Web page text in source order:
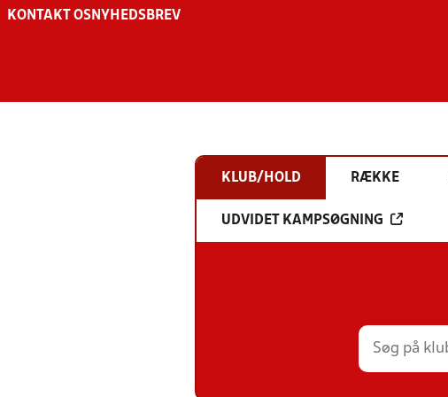
KONTAKT OS NYHEDSBREV
KLUB/HOLD RÆKKE
UDVIDET KAMPSØGNING